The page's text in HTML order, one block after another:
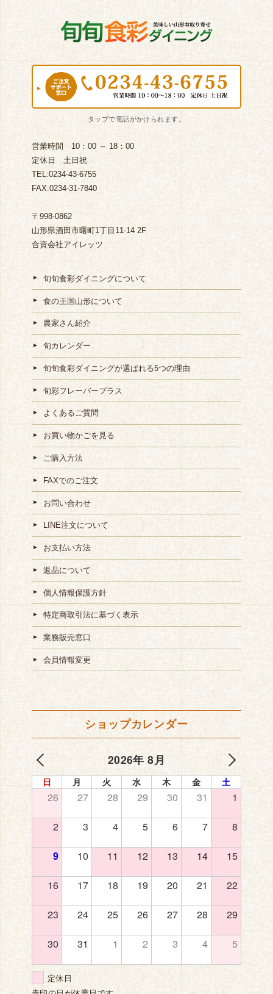
営業時間 10：00 ～ 18：00
定休日 土日祝
TEL:0234-43-6755
FAX:0234-31-7840
〒998-0862
山形県酒田市曙町1丁目11-14 2F
合資会社アイレッツ
旬旬食彩ダイニングについて
食の王国山形について
農家さん紹介
旬カレンダー
旬旬食彩ダイニングが選ばれる5つの理由
旬彩フレーバープラス
よくあるご質問
お買い物かごを見る
ご購入方法
FAXでのご注文
お問い合わせ
LINE注文について
お支払い方法
返品について
個人情報保護方針
特定商取引法に基づく表示
業務販売窓口
会員情報変更
ショップカレンダー
2026年 8月
日 月 火 水 木 金 土
26 27 28 29 30 31 1
2 3 4 5 6 7 8
9 10 11 12 13 14 15
16 17 18 19 20 21 22
23 24 25 26 27 28 29
30 31 1 2 3 4 5
定休日